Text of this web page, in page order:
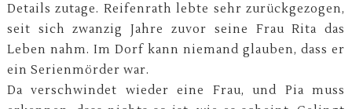
Details zutage. Reifenrath lebte sehr zurückgezogen,
seit sich zwanzig Jahre zuvor seine Frau Rita das
Leben nahm. Im Dorf kann niemand glauben, dass er
ein Serienmörder war.
Da verschwindet wieder eine Frau, und Pia muss